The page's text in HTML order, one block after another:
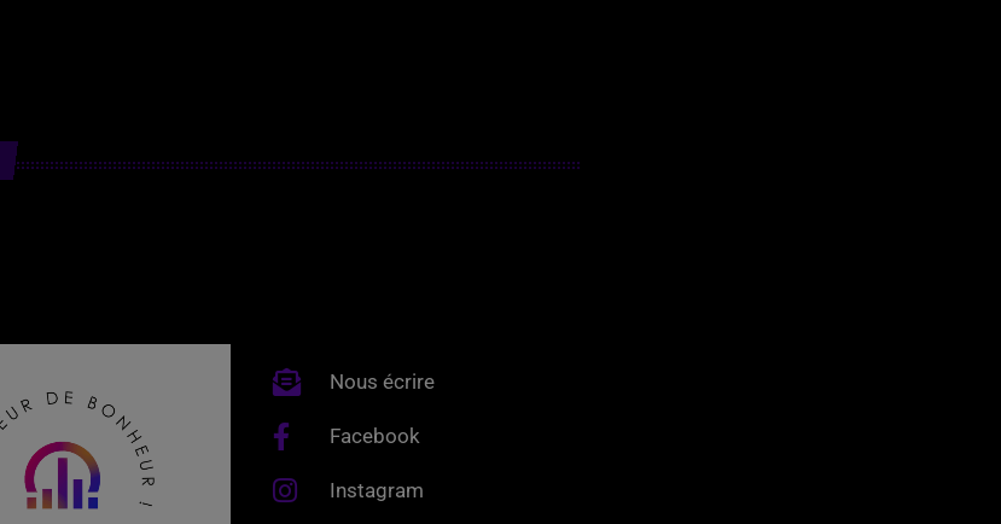
Nous écrire
Facebook
Instagram